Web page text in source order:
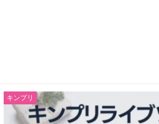
キンプリ